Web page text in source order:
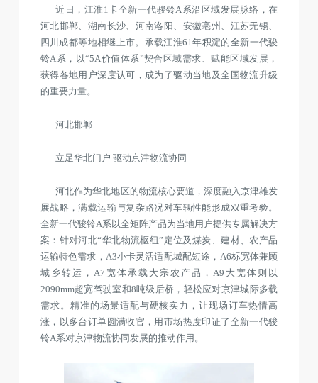
近日，江淮1卡全新一代骏铃A系沿区域发展脉络，在
河北邯郸、湖南长沙、河南洛阳、安徽亳州、江苏无锡、
四川成都等地相继上市。承载江淮61年积淀的全新一代骏
铃A系，以“5A价值体系”契合区域需求、赋能区域发展，
获得各地用户深度认可，成为了驱动当地及全国物流升级
的重要力量。
河北邯郸
立足华北门户 驱动京津物流协同
河北作为华北地区的物流核心要道，深度融入京津雄发
展战略，满载运输与复杂路况对车辆性能形成双重考验。
全新一代骏铃A系以全矩阵产品为当地用户提供专属解决方
案：针对河北“华北物流枢纽”定位及煤炭、建材、农产品
运输特色需求，A3小卡灵活适配城配短途，A6标宽体兼顾
城乡转运，A7宽体承载大宗农产品，A9大宽体则以
2090mm超宽驾驶室和8吨级后桥，轻松应对京津城际多载
需求。精准的场景适配与硬核实力，让现场订车热情高
涨，以多台订单圆满收官，用市场热度印证了全新一代骏
铃A系对京津物流协同发展的推动作用。